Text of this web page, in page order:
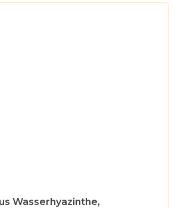
Wasserhyazinthe,